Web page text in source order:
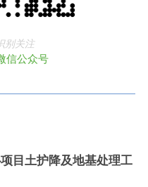
别关注
信公众号
目土护降及地基处理工